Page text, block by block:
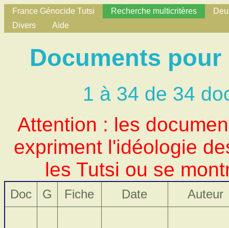
France Génocide Tutsi Recherche multicritères
Divers
Aide
Documents
1 à 34 de 34
Attention : les
expriment l'idéologie
les Tutsi ou se
Doc G Fiche Date Auteur